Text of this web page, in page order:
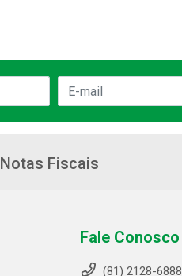
Notas Fiscais
Fale Conosco
(81) 2128-6888